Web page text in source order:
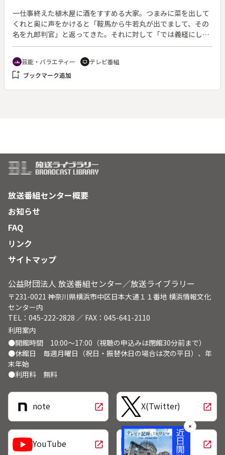
一仕事終えた植木屋に酒をすすめる大家。つまみに菜を出して
くれと奥に声をかけると「鞍馬から牛若丸が出でまして、その
名を九郎判官」と返ってきた。それに対して「では義経にして
おきなさい」と答える大家。菜はもうないという意味だと聞い
た植木屋は、家へ戻ると早速まねしてみる。
groups 芸能・バラエティー tv テレビ番組
bookmark_add ブックマーク追加
放送番組センター概要
お知らせ
FAQ
リンク
サイトマップ
公益財団法人 放送番組センター／放送ライブラリー
〒231-0021 神奈川県横浜市中区日本大通１１番地 横浜情報文化
センター内
TEL：045-222-2828 ／ FAX：045-641-2110
利用案内
●開館時間 10:00～17:00（視聴の申込みは閉館30分前まで）
●休館日 毎週月曜日（祝日・振替休日の場合は次の平日）、年
末年始
●利用料 無料
note open_in_new X(Twitter) open_in_new
YouTube open_in_new LINE open_in_new
✕